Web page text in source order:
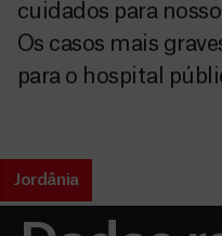
cuidados para
Os casos mais
para o hospital
Jordânia